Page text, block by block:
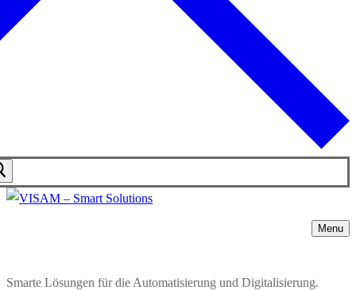
Menu
Smarte Lösungen für die Automatisierung und Digitalisierung.